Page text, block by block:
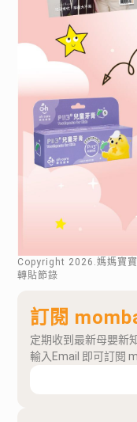
Copyright 2026 .媽媽寶
轉貼節錄
訂閱
定期收到最新母嬰新
輸入Email 即可訂閱